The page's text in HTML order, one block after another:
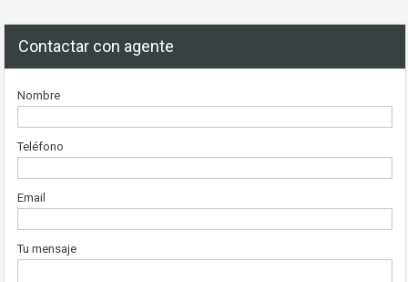
Contactar con agente
Nombre
Teléfono
Email
Tu mensaje